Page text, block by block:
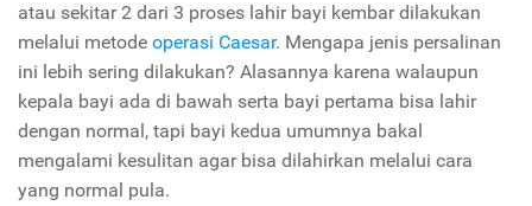
atau sekitar 2 dari 3 proses lahir bayi kembar dilakukan
melalui metode operasi Caesar. Mengapa jenis persalinan
ini lebih sering dilakukan? Alasannya karena walaupun
kepala bayi ada di bawah serta bayi pertama bisa lahir
dengan normal, tapi bayi kedua umumnya bakal
mengalami kesulitan agar bisa dilahirkan melalui cara
yang normal pula.